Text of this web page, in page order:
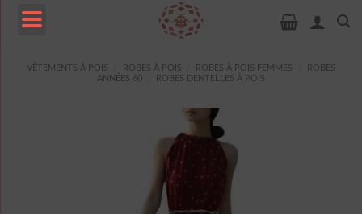
Passer
VÊTEMENTS À POIS ROBES À POIS ROBES À POIS FEMMES
ROBES
ANNÉES 60
ROBES DENTELLES À POIS